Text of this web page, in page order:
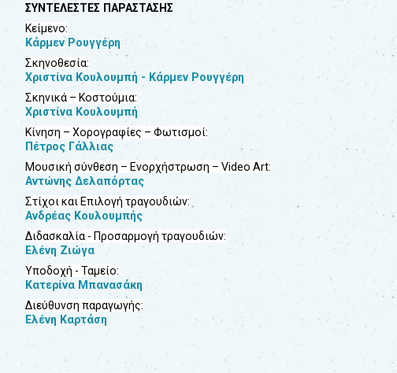
ΣΥΝΤΕΛΕΣΤΕΣ ΠΑΡΑΣΤΑΣΗΣ
Κείμενο:
Κάρμεν Ρουγγέρη
Σκηνοθεσία:
Χριστίνα Κουλουμπή - Κάρμεν Ρουγγέρη
Σκηνικά – Κοστούμια:
Χριστίνα Κουλουμπή
Κίνηση – Χορογραφίες – Φωτισμοί:
Πέτρος Γάλλιας
Μουσική σύνθεση – Ενορχήστρωση – Video Art:
Αντώνης Δελαπόρτας
Στίχοι και Επιλογή τραγουδιών:
Ανδρέας Κουλουμπής
Διδασκαλία - Προσαρμογή τραγουδιών:
Ελένη Ζιώγα
Υποδοχή - Ταμείο:
Κατερίνα Μπανασάκη
Διεύθυνση παραγωγής:
Ελένη Καρτάση